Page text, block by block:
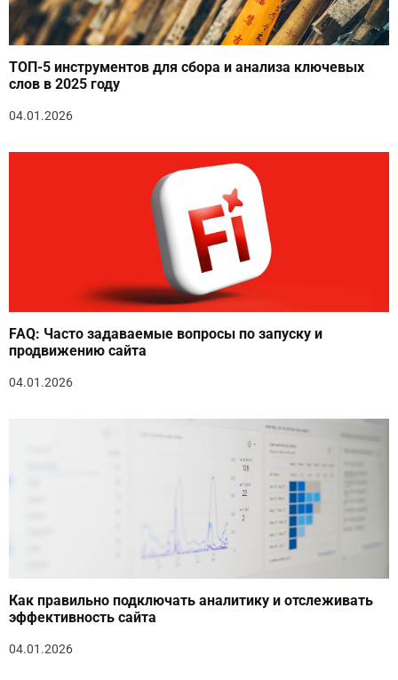
ТОП-5 инструментов для сбора и анализа ключевых
слов в 2025 году
04.01.2026
FAQ: Часто задаваемые вопросы по запуску и
продвижению сайта
04.01.2026
Как правильно подключать аналитику и отслеживать
эффективность сайта
04.01.2026